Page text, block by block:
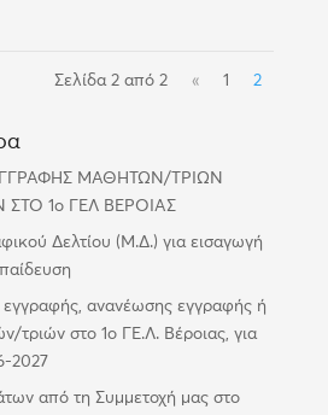
Σελίδα 2 από 2 « 1 2
ΜΑΘΗΤΩΝ/ΤΡΙΩΝ
1ο ΓΕΛ ΒΕΡΟΙΑΣ
Δελτίου (Μ.Δ.) για εισαγωγή
εγγραφής, ανανέωσης εγγραφής ή
τριών στο 1ο ΓΕ.Λ. Βέροιας, για
2027
από τη Συμμετοχή μας στο